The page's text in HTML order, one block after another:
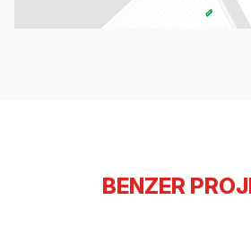
BENZER